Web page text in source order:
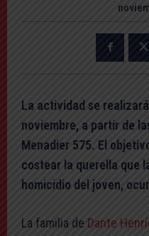
La actividad se
noviembre, a partir de
Menadier 575. El
costear la querella que
homicidio del joven,
La familia de Dante